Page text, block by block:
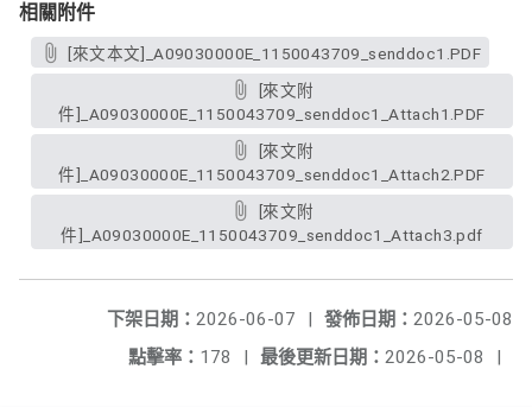
相關附件
[來文本文]_A09030000E_1150043709_senddoc1.PDF
件]_A09030000E_1150043709_senddoc1_Attach1.PDF
件]_A09030000E_1150043709_senddoc1_Attach2.PDF
件]_A09030000E_1150043709_senddoc1_Attach3.pdf
發佈日期： 2026-05-08
下架日期： 2026-06-07
|
最後更新日期： 2026-05-08 |
點擊率： 178 |